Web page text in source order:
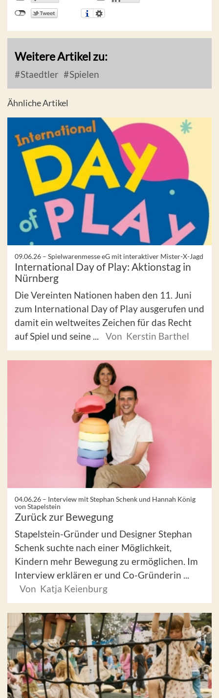
Weitere Artikel zu:
Staedtler Spielen
Ähnliche Artikel
09.06.26 – Spielwarenmesse eG mit interaktiver Mister-X-Jagd
International Day of Play: Aktionstag in
Nürnberg
Die Vereinten Nationen haben den 11. Juni
zum International Day of Play ausgerufen und
damit ein weltweites Zeichen für das Recht
auf Spiel und seine ...
Von Kerstin Barthel
04.06.26 – Interview mit Stephan Schenk und Hannah König
von Stapelstein
Zurück zur Bewegung
Stapelstein-Gründer und Designer Stephan
Schenk suchte nach einer Möglichkeit,
Kindern mehr Bewegung zu ermöglichen. Im
Interview erklären er und Co-Gründerin ...
Von Katja Keienburg